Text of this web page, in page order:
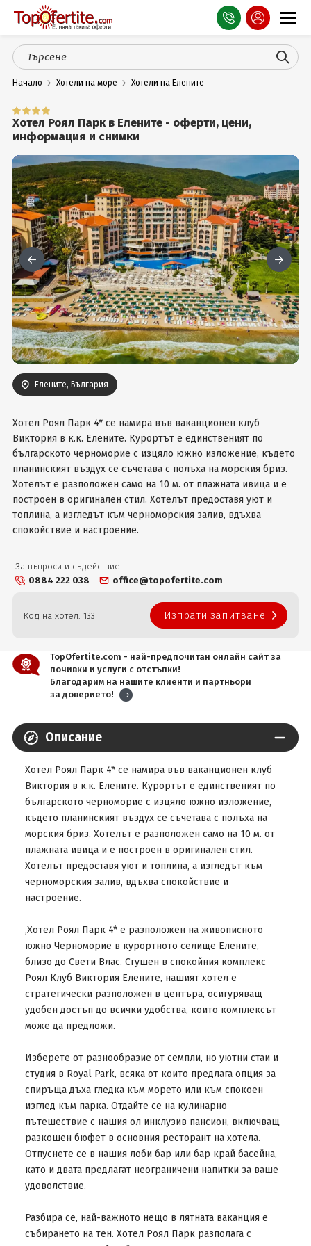
Оферти
СПА
Планина
Чужбина
Празници
Турция
Гърция
Услуги
Вход
Начало Хотели на море Хотели на Елените
Хотел Роял Парк в Елените - оферти, цени,
информация и снимки
Елените, България
Хотел Роял Парк 4* се намира във ваканционен клуб
Виктория в к.к. Елените. Курортът е единственият по
българското черноморие с изцяло южно изложение, където
планинският въздух се съчетава с полъха на морския бриз.
Хотелът е разположен само на 10 м. от плажната ивица и е
построен в оригинален стил. Хотелът предоставя уют и
топлина, а изгледът към черноморския залив, вдъхва
спокойствие и настроение.
За въпроси и съдействие
0884 222 038
office@topofertite.com
Код на хотел: 133 Изпрати запитване
TopOfertite.com - най-предпочитан онлайн сайт за
почивки и услуги с отстъпки!
Благодарим на нашите клиенти и партньори
за доверието!
Описание
Хотел Роял Парк 4* се намира във ваканционен клуб
Виктория в к.к. Елените. Курортът е единственият по
българското черноморие с изцяло южно изложение,
където планинският въздух се съчетава с полъха на
морския бриз. Хотелът е разположен само на 10 м. от
плажната ивица и е построен в оригинален стил.
Хотелът предоставя уют и топлина, а изгледът към
черноморския залив, вдъхва спокойствие и
настроение.
,Хотел Роял Парк 4* е разположен на живописното
южно Черноморие в курортното селище Елените,
близо до Свети Влас. Сгушен в спокойния комплекс
Роял Клуб Виктория Елените, нашият хотел е
стратегически разположен в центъра, осигуряващ
удобен достъп до всички удобства, които комплексът
може да предложи.
Изберете от разнообразие от семпли, но уютни стаи и
студия в Royal Park, всяка от които предлага опция за
спиръща дъха гледка към морето или към спокоен
изглед към парка. Отдайте се на кулинарно
пътешествие с нашия ол инклузив пансион, включващ
разкошен бюфет в основния ресторант на хотела.
Отпуснете се в нашия лоби бар или бар край басейна,
като и двата предлагат неограничени напитки за ваше
удоволствие.
Разбира се, най-важното нещо в лятната ваканция е
събирането на тен. Хотел Роял Парк разполага с